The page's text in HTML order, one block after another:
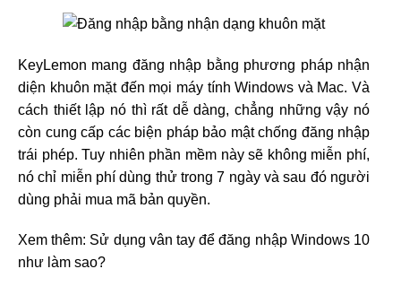
KeyLemon mang đăng nhập bằng phương pháp nhận
diện khuôn mặt đến mọi máy tính Windows và Mac. Và
cách thiết lập nó thì rất dễ dàng, chẳng những vậy nó
còn cung cấp các biện pháp bảo mật chống đăng nhập
trái phép. Tuy nhiên phần mềm này sẽ không miễn phí,
nó chỉ miễn phí dùng thử trong 7 ngày và sau đó người
dùng phải mua mã bản quyền.
Xem thêm: Sử dụng vân tay để đăng nhập Windows 10
như làm sao?